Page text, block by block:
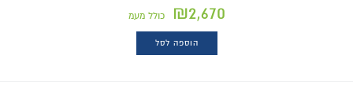
₪2,670 כולל מעמ
הוספה לסל